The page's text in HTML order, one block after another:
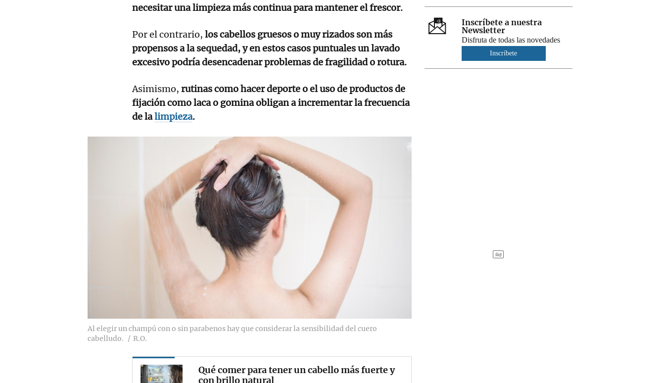
necesitar una limpieza más continua para mantener el frescor.
Por el contrario, los cabellos gruesos o muy rizados son más
propensos a la sequedad, y en estos casos puntuales un lavado
excesivo podría desencadenar problemas de fragilidad o rotura.
Asimismo, rutinas como hacer deporte o el uso de productos de
fijación como laca o gomina obligan a incrementar la frecuencia
de lalimpieza.
Al elegir un champú con o sin parabenos hay que considerar la sensibilidad del cuero
cabelludo.
R.O.
Qué comer para tener un cabello más fuerte y
con brillo natural
Inscríbete a nuestra
Newsletter
Disfruta de todas las novedades
Inscríbete